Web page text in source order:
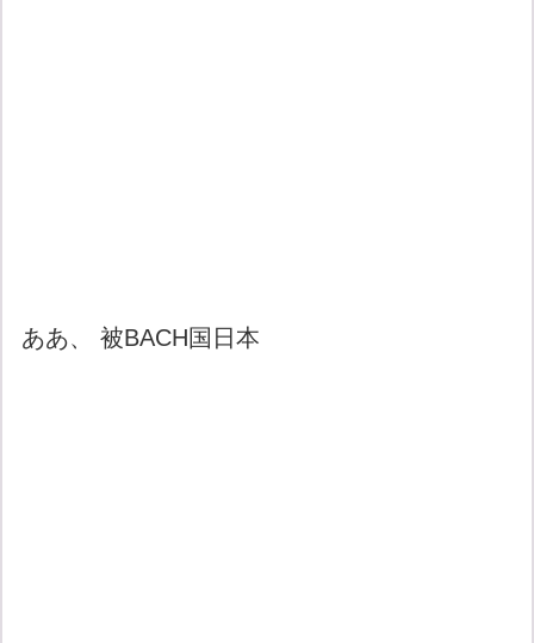
ああ、 被BACH国日本